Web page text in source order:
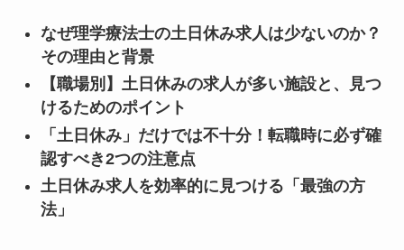
なぜ理学療法士の土日休み求人は少ないのか？
その理由と背景
【職場別】土日休みの求人が多い施設と、見つ
けるためのポイント
「土日休み」だけでは不十分！転職時に必ず確
認すべき2つの注意点
土日休み求人を効率的に見つける「最強の方
法」